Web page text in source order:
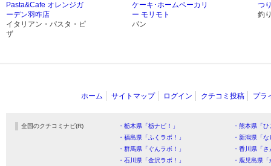
Pasta&Cafe オレンジガ
ーデン羽咋店
イタリアン・パスタ・ピ
ザ
ケーキ･ホームベーカリ
ー モリモト
パン
つ
釣
ホーム サイトマップ ログイン クチコミ投稿 プラ
全国のクチコミナビ(R) ・栃木県「栃ナビ！」
・熊本県「
・福島県「ふくラボ！」
・新潟県「
・群馬県「ぐんラボ！」
・香川県「
・石川県「金沢ラボ！」
・鹿児島県